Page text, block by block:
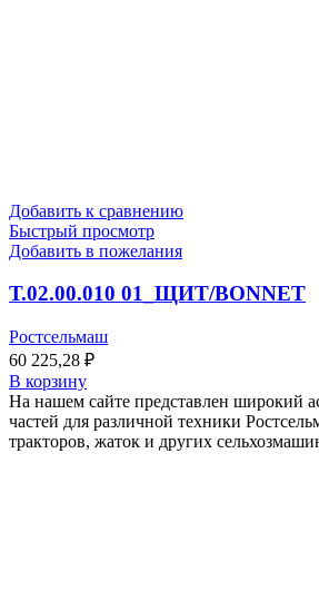
Добавить к сравнению
Быстрый просмотр
Добавить в пожелания
Т.02.00.010 01_ЩИТ/BONNET
Ростсельмаш
60 225,28 ₽
В корзину
На нашем сайте представлен широкий
частей для различной техники
тракторов, жаток и других